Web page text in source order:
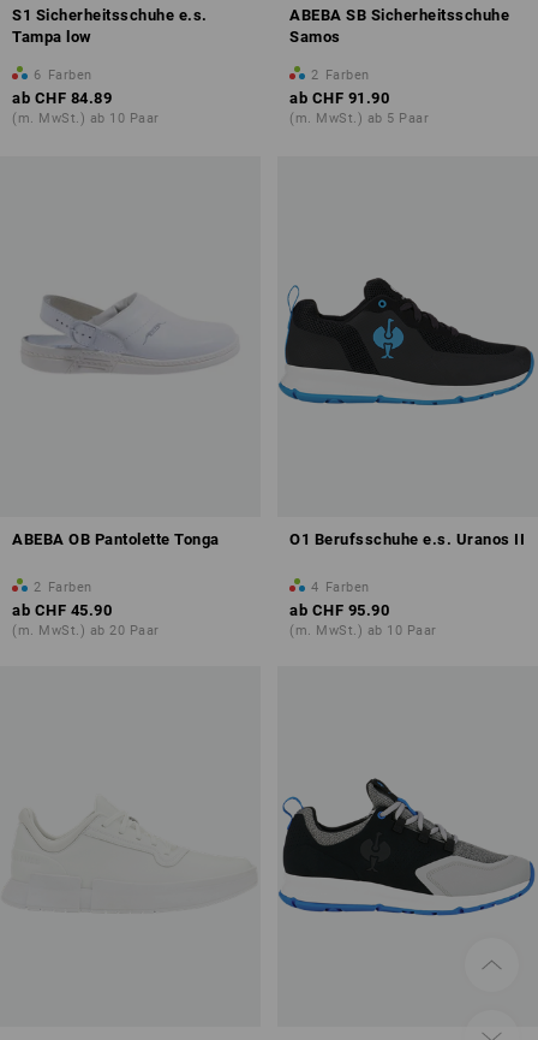
S1 Sicherheitsschuhe e.s.
Tampa low
6 Farben
ab CHF 84.89
(m. MwSt.) ab 10 Paar
ABEBA SB Sicherheitsschuhe
Samos
2 Farben
ab CHF 91.90
(m. MwSt.) ab 5 Paar
ABEBA OB Pantolette Tonga
2 Farben
ab CHF 45.90
(m. MwSt.) ab 20 Paar
O1 Berufsschuhe e.s. Uranos II
4 Farben
ab CHF 95.90
(m. MwSt.) ab 10 Paar